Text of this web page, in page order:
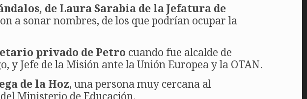
de Laura Sarabia de la Jefatura de
a sonar nombres, de los que podrían ocupar la
privado de Petro cuando fue alcalde de
y Jefe de la Misión ante la Unión Europea y la OTAN.
de la Hoz, una persona muy cercana al
Ministerio de Educación.